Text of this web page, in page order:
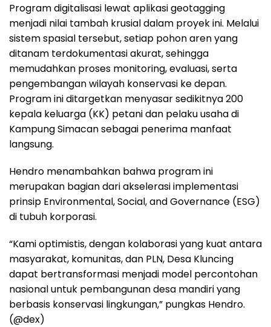
Program digitalisasi lewat aplikasi geotagging
menjadi nilai tambah krusial dalam proyek ini. Melalui
sistem spasial tersebut, setiap pohon aren yang
ditanam terdokumentasi akurat, sehingga
memudahkan proses monitoring, evaluasi, serta
pengembangan wilayah konservasi ke depan.
Program ini ditargetkan menyasar sedikitnya 200
kepala keluarga (KK) petani dan pelaku usaha di
Kampung Simacan sebagai penerima manfaat
langsung.
Hendro menambahkan bahwa program ini
merupakan bagian dari akselerasi implementasi
prinsip Environmental, Social, and Governance (ESG)
di tubuh korporasi.
“Kami optimistis, dengan kolaborasi yang kuat antara
masyarakat, komunitas, dan PLN, Desa Kluncing
dapat bertransformasi menjadi model percontohan
nasional untuk pembangunan desa mandiri yang
berbasis konservasi lingkungan,” pungkas Hendro.
(@dex)